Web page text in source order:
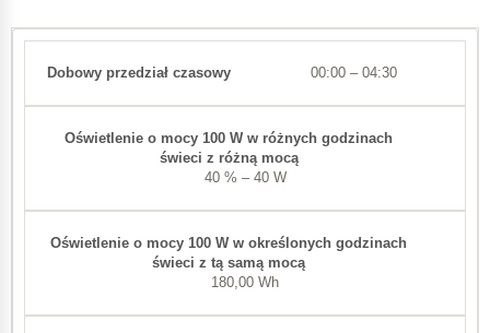
00:00 – 04:30
40 % – 40 W
180,00 Wh